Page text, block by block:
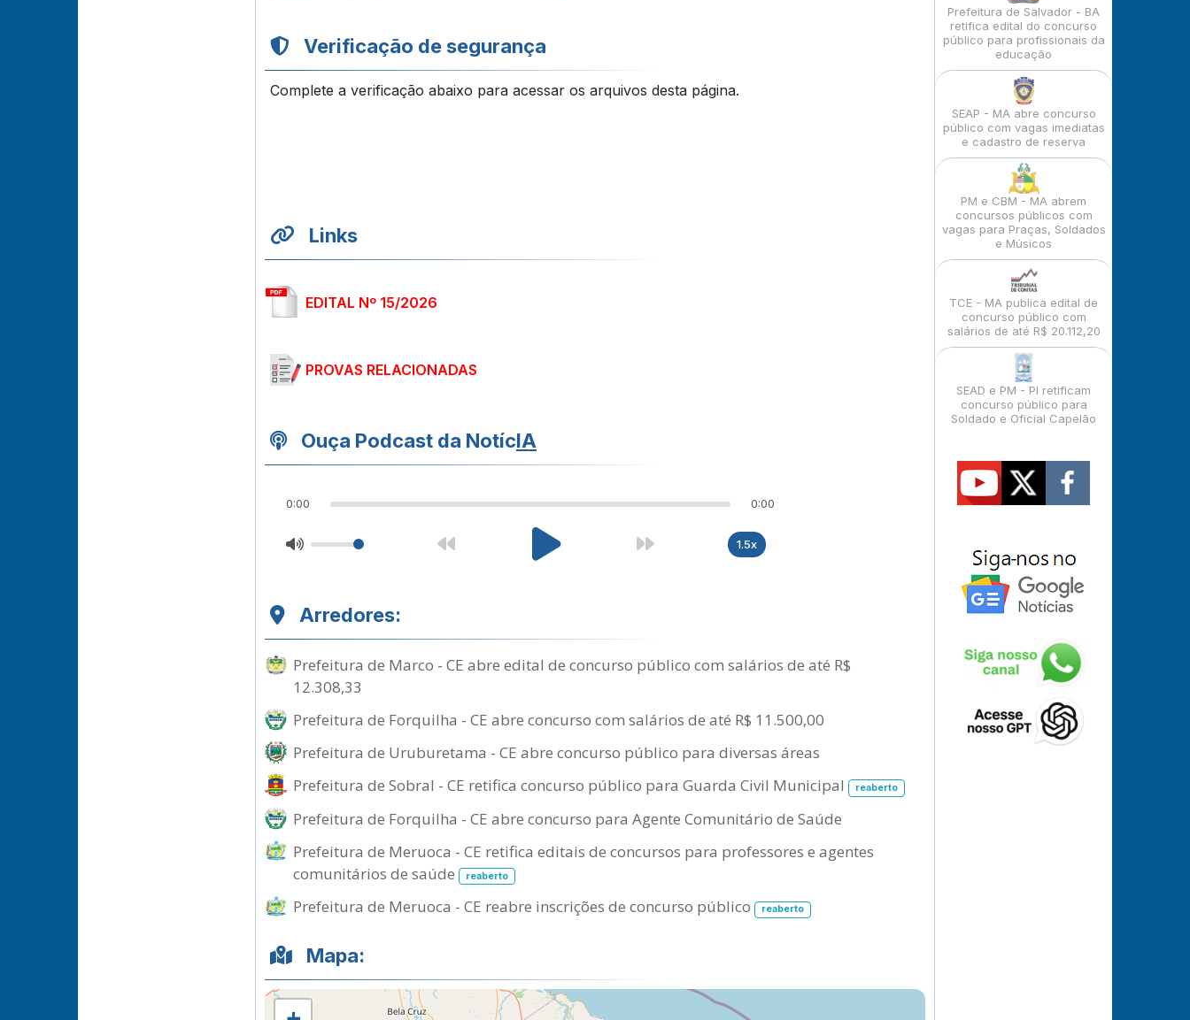
Verificação de segurança
Complete a verificação abaixo para acessar os arquivos desta página.
Links
EDITAL Nº 15/2026
PROVAS RELACIONADAS
Ouça Podcast da NotícIA
0:00 0:00
1.5x
Arredores:
Prefeitura de Marco - CE abre edital de concurso público com salários de até R$
12.308,33
Prefeitura de Forquilha - CE abre concurso com salários de até R$ 11.500,00
Prefeitura de Uruburetama - CE abre concurso público para diversas áreas
Prefeitura de Sobral - CE retifica concurso público para Guarda Civil Municipal
reaberto
Prefeitura de Forquilha - CE abre concurso para Agente Comunitário de Saúde
Prefeitura de Meruoca - CE retifica editais de concursos para professores e agentes
comunitários de saúde
reaberto
Prefeitura de Meruoca - CE reabre inscrições de concurso público reaberto
Mapa:
Prefeitura de Salvador - BA
retifica edital do concurso
público para profissionais da
educação
SEAP - MA abre concurso
público com vagas imediatas
e cadastro de reserva
PM e CBM - MA abrem
concursos públicos com
vagas para Praças, Soldados
e Músicos
TCE - MA publica edital de
concurso público com
salários de até R$ 20.112,20
SEAD e PM - PI retificam
concurso público para
Soldado e Oficial Capelão